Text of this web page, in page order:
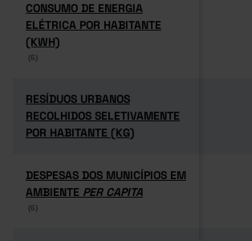
CONSUMO DE ENERGIA
ELÉTRICA POR HABITANTE
(KWH)
(6)
CONSUMO DE ENERGIA
ELÉTRICA POR HABITANTE
(KWH)
(6)
RESÍDUOS URBANOS
RECOLHIDOS SELETIVAMENTE
POR HABITANTE (KG)
RESÍDUOS URBANOS
RECOLHIDOS SELETIVAMENTE
POR HABITANTE (KG)
DESPESAS DOS MUNICÍPIOS EM
AMBIENTE PER CAPITA
(6)
DESPESAS DOS MUNICÍPIOS EM
AMBIENTE PER CAPITA
(6)